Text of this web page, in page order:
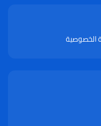
الخصوصية